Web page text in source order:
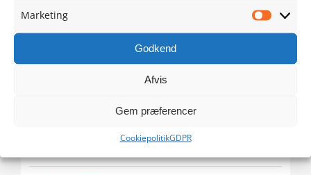
Marketing
Godkend
Afvis
Gem præferencer
CookiepolitikGDPR
marts 2024